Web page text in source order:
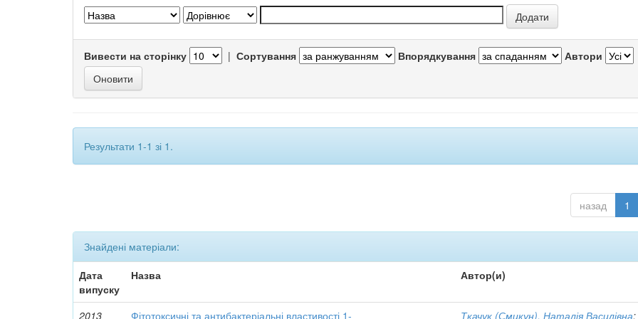
Вивести на сторінку | Сортування Впорядкування Автори
Результати 1-1 зі 1.
назад 1
Знайдені матеріали:
Дата
випуску
Назва Автор(и)
2013 Фітотоксичні та антибактеріальні властивості 1- Ткачук (Смикун), Наталія Василівна;